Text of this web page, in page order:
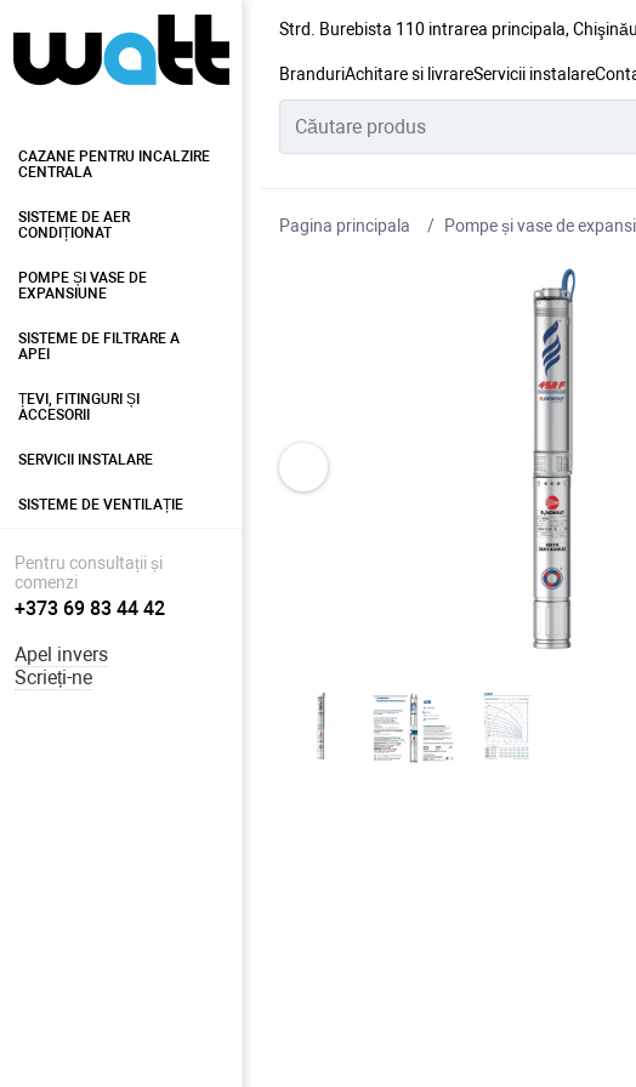
Strd. Burebista 110 intrarea principala, Chişinău
BranduriAchitare si livrareServicii instalare
CAZANE PENTRU INCALZIRE
CENTRALA
SISTEME DE AER
CONDIȚIONAT
POMPE ȘI VASE DE
EXPANSIUNE
SISTEME DE FILTRARE A
APEI
ȚEVI, FITINGURI ȘI
ACCESORII
SERVICII INSTALARE
SISTEME DE VENTILAȚIE
Pentru consultații și
comenzi
+373 69 83 44 42
Apel invers
Scrieți-ne
Pagina principala Pompe și vase de